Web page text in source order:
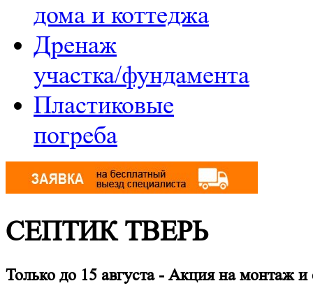
дома и коттеджа
Дренаж
участка/фундамента
Пластиковые
погреба
СЕПТИК ТВЕРЬ
Только до 15 августа- Акция на монтаж и